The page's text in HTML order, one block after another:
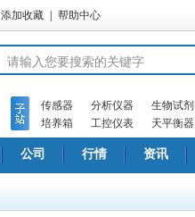
添加收藏 帮助中心
传感器 分析仪器 生物试剂
培养箱
工控仪表 天平衡器
公司 行情 资讯